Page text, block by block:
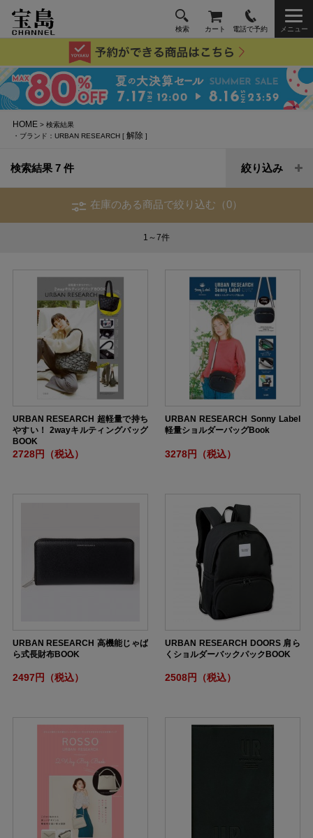
検索 カート 電話で予約 メニュー
HOME > 検索結果
・ブランド：URBAN RESEARCH [解除 ]
検索結果 7 件 絞り込み
在庫のある商品で絞り込む（0）
1～7件
URBAN RESEARCH 超軽量で持ち
やすい！ 2wayキルティングバッグ
BOOK
2728円（税込）
URBAN RESEARCH Sonny Label
軽量ショルダーバッグBook
3278円（税込）
URBAN RESEARCH 高機能じゃば
ら式長財布BOOK
2497円（税込）
URBAN RESEARCH DOORS 肩ら
くショルダーバックパックBOOK
2508円（税込）